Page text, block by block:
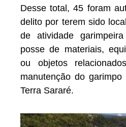
Desse total, 45 foram
delito por terem sido
de atividade
posse de materiais,
ou objetos
manutenção do
Terra Sararé.